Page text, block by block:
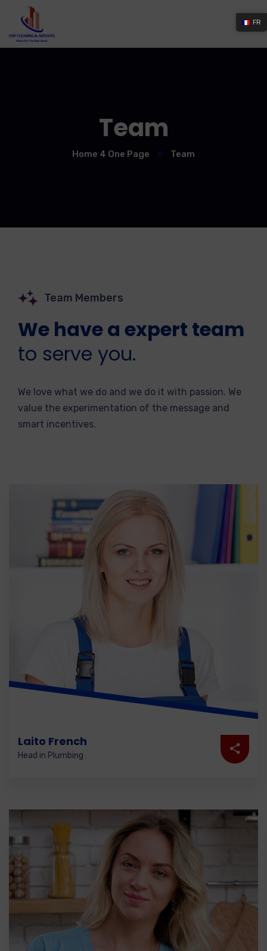
Team
Home 4 One Page Team
Team Members
We have a expert team
to serve you.
We love what we do and we do it with passion. We
value the experimentation of the message and
smart incentives.
Laito French
Head in Plumbing
FR